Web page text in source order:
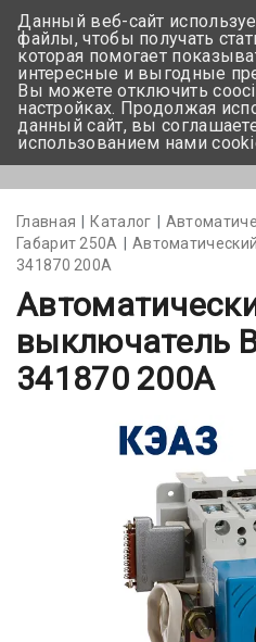
Главная Каталог
Габарит 250А
341870 200А
выключатель
341870 200А
Данный веб-сайт
файлы, чтобы получать
которая помогает
интересные и выгодные
Вы можете отключить
настройках. Продолжая
данный сайт, вы
использованием нами